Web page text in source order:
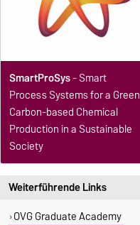
Weiterführende Links
OVG Graduate Academy
SmartProSys- Smart
Process Systems for a Green
Carbon-based Chemical
Production in a Sustainable
Society